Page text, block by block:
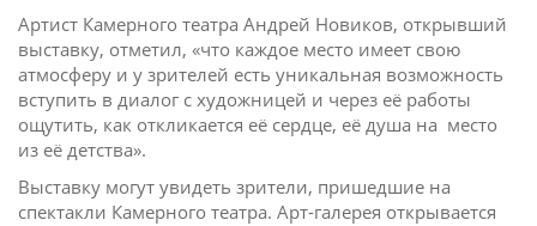
Артист Камерного театра Андрей Новиков, открывший
выставку, отметил, «что каждое место имеет свою
атмосферу и у зрителей есть уникальная возможность
вступить в диалог с художницей и через её работы
ощутить, как откликается её сердце, её душа на место
из её детства».
Выставку могут увидеть зрители, пришедшие на
спектакли Камерного театра. Арт-галерея открывается